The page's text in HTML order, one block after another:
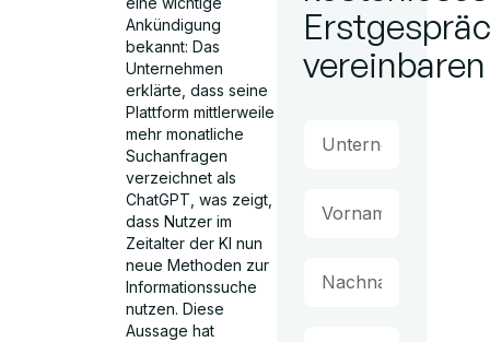
Ankündigung
bekannt: Das
Unternehmen
erklärte, dass seine
Plattform mittlerweile
mehr monatliche
Suchanfragen
verzeichnet als
ChatGPT, was zeigt,
dass Nutzer im
Zeitalter der KI nun
neue Methoden zur
Informationssuche
nutzen. Diese
Aussage hat
vereinbaren